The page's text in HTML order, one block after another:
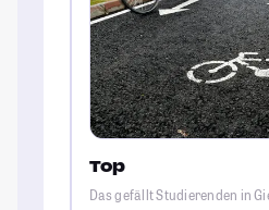
Top
Das gefällt Studierenden in